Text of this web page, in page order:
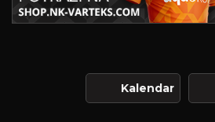
Kalendar